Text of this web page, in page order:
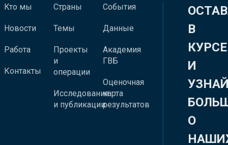
Кто мы
Новости
Работа
Контакты
Страны
Темы
Проекты
и
операции
Исследования
и публикации
События
Данные
Академия
ГВБ
Оценочная
карта
результатов
В
КУРСЕ
И
О